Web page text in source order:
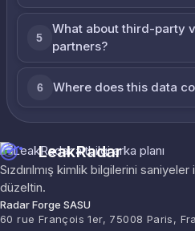
5
What about third-party
partners?
6 Where does this data
LeakRadar
Sızdırılmış kimlik bilgilerini
düzeltin.
Radar Forge SASU
60 rue François 1er, 75008 Paris,